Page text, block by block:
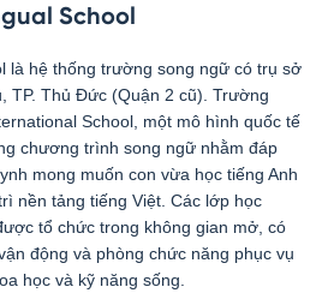
School
là hệ thống trường song ngữ có trụ sở
TP. Thủ Đức (Quận 2 cũ). Trường
School, một mô hình quốc tế
chương trình song ngữ nhằm đáp
mong muốn con vừa học tiếng Anh
nền tảng tiếng Việt. Các lớp học
tổ chức trong không gian mở, có
động và phòng chức năng phục vụ
học và kỹ năng sống.